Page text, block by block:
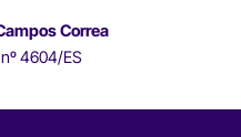
Correa
4604/ES